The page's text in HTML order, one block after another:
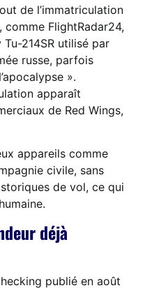
de l’immatriculation
comme FlightRadar24,
214SR utilisé par
russe, parfois
».
apparaît
de Red Wings,
appareils comme
civile, sans
de vol, ce qui
déjà
publié en août